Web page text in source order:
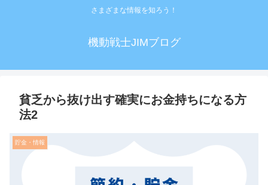
さまざまな情報を知ろう！
機動戦士JIMブログ
貧乏から抜け出す確実にお金持ちになる方
法2
貯金・情報